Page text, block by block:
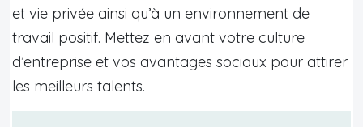
et vie privée ainsi qu’à un environnement de
travail positif. Mettez en avant votre culture
d’entreprise et vos avantages sociaux pour attirer
les meilleurs talents.